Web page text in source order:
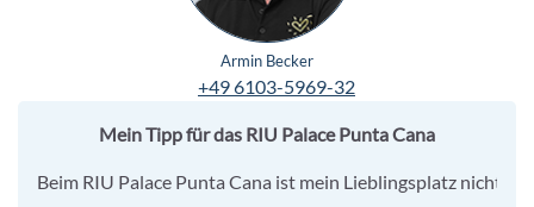
Armin Becker
+49 6103-5969-32
Mein Tipp für das RIU Palace Punta Cana
Beim RIU Palace Punta Cana ist mein Lieblingsplatz nicht